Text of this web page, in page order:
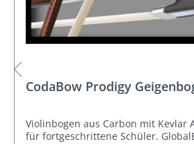
CodaBow Prodigy
Violinbogen aus Carbon mit Kevlar
für fortgeschrittene Schüler.